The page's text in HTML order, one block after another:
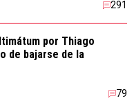
291
por Thiago
de bajarse de la
79